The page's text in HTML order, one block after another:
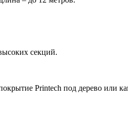
секций.
Printech под дерево или